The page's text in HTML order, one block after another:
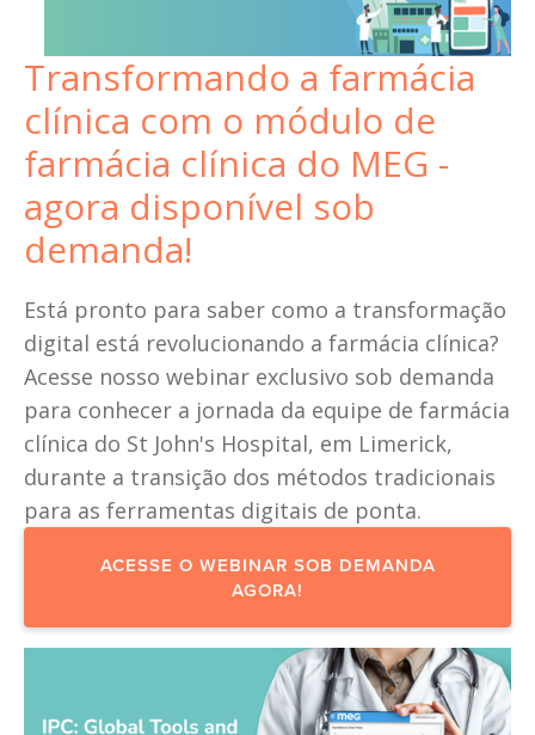
Transformando a farmácia
clínica com o módulo de
farmácia clínica do MEG -
agora disponível sob
demanda!
Está pronto para saber como a transformação
digital está revolucionando a farmácia clínica?
Acesse nosso webinar exclusivo sob demanda
para conhecer a jornada da equipe de farmácia
clínica do St John's Hospital, em Limerick,
durante a transição dos métodos tradicionais
para as ferramentas digitais de ponta.
ACESSE O WEBINAR SOB DEMANDA
AGORA!